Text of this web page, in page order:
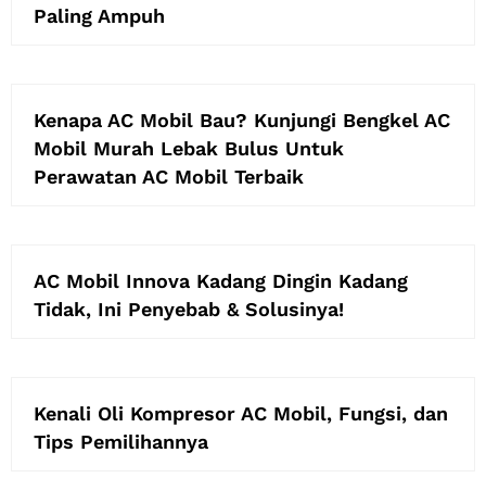
Paling Ampuh
Kenapa AC Mobil Bau? Kunjungi Bengkel AC
Mobil Murah Lebak Bulus Untuk
Perawatan AC Mobil Terbaik
AC Mobil Innova Kadang Dingin Kadang
Tidak, Ini Penyebab & Solusinya!
Kenali Oli Kompresor AC Mobil, Fungsi, dan
Tips Pemilihannya